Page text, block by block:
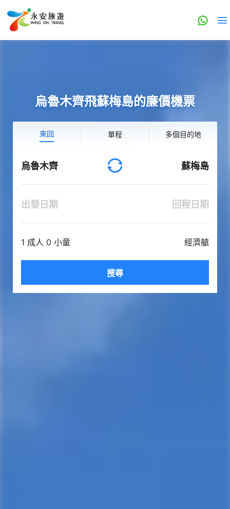
烏魯木齊飛蘇梅島的廉價機票
來回 單程 多個目的地
烏魯木齊 蘇梅島
出發日期 回程日期
1 成人 0 小童 經濟艙
搜尋